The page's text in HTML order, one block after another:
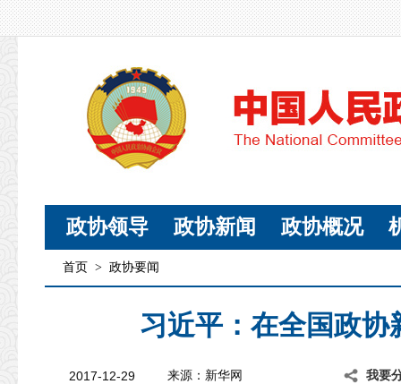
政协领导 政协新闻 政协概况
首页 > 政协要闻
习近平：在全国政
2017-12-29 来源：新华网 我要